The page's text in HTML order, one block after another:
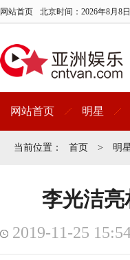
网站首页 北京时间： 2026年8月8
网站首页 明星
当前位置： 首页 > 明
李光洁
2019-11-25